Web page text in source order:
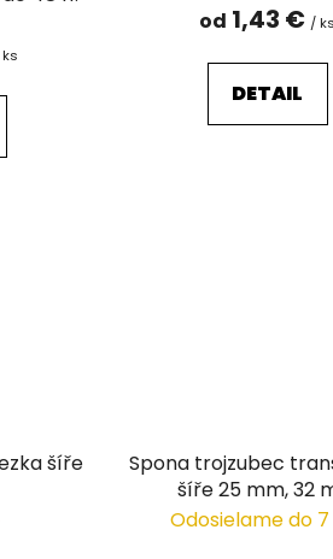
od 1,43 € /
DETAIL
šíře
Spona trojzubec
šíře 25 mm, 32
Odosielame do